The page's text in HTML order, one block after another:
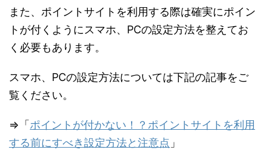
また、ポイントサイトを利用する際は確実にポイン
トが付くようにスマホ、PCの設定方法を整えてお
く必要もあります。
スマホ、PCの設定方法については下記の記事をご
覧ください。
⇒「 ポイントが付かない！？ポイントサイトを利用
する前にすべき設定方法と注意点 」